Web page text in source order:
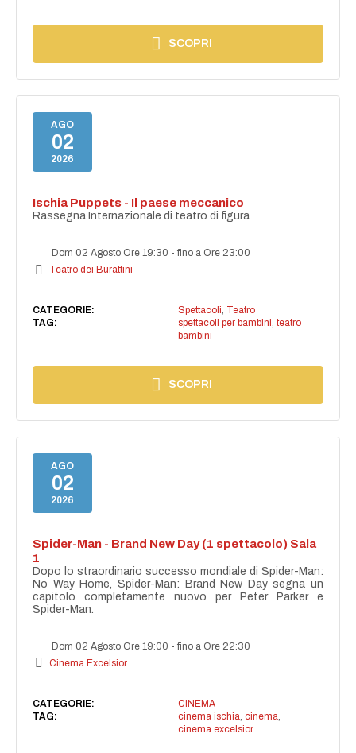
SCOPRI
AGO
02
2026
Ischia Puppets - Il paese meccanico
Rassegna Internazionale di teatro di figura
Dom 02 Agosto Ore 19:30 -fino a Ore 23:00
Teatro dei Burattini
CATEGORIE: Spettacoli, Teatro
TAG:
spettacoli per bambini, teatro
bambini
SCOPRI
AGO
02
2026
Spider-Man - Brand New Day (1 spettacolo) Sala
1
Dopo lo straordinario successo mondiale di Spider-Man:
No Way Home, Spider-Man: Brand New Day segna un
capitolo completamente nuovo per Peter Parker e
Spider-Man.
Dom 02 Agosto Ore 19:00 -fino a Ore 22:30
Cinema Excelsior
CATEGORIE:
CINEMA
TAG:
cinema ischia, cinema,
cinema excelsior